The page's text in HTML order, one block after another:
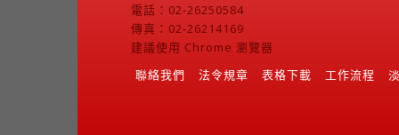
電話：02-26250584
傳真：02-26214169
建議使用 Chrome 瀏覽器
聯絡我們
法令規章 表格下載 工作流程